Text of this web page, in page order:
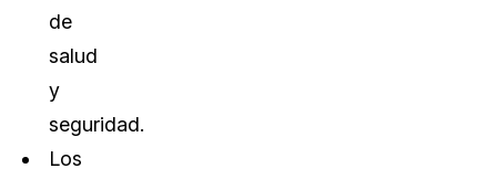
de
salud
y
seguridad.
Los